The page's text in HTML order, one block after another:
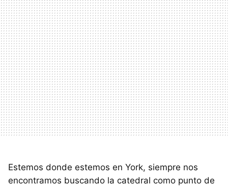
Estemos donde estemos en York, siempre nos
encontramos buscando la catedral como punto de